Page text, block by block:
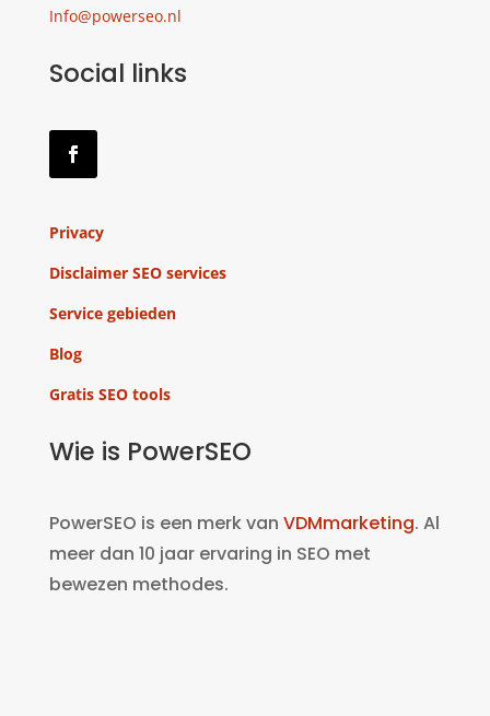
Info@powerseo.nl
Social links
Privacy
Disclaimer SEO services
Service gebieden
Blog
Gratis SEO tools
Wie is PowerSEO
PowerSEO is een merk van VDMmarketing. Al
meer dan 10 jaar ervaring in SEO met
bewezen methodes.